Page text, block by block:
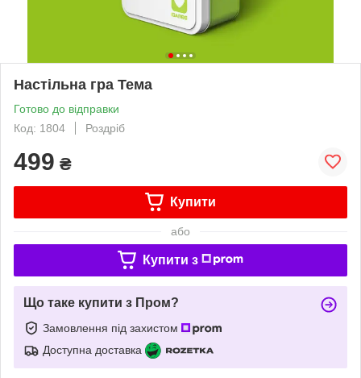
Настільна гра Тема
Готово до відправки
Код: 1804
Роздріб
499 ₴
Купити
або
Купити з
Що таке купити з Пром?
Замовлення під захистом
Доступна доставка